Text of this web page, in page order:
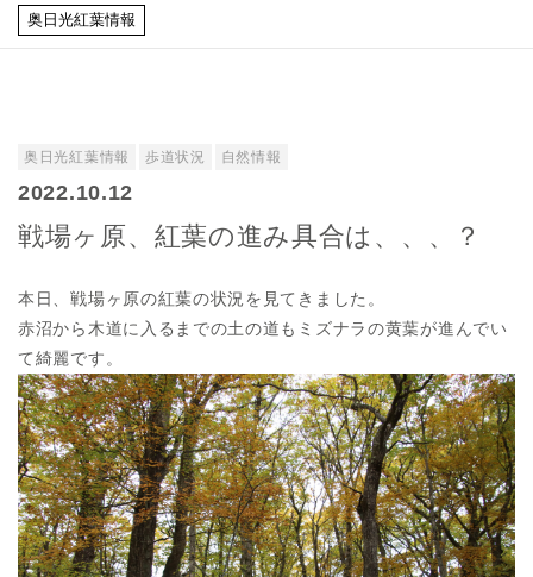
奥日光紅葉情報
奥日光紅葉情報 歩道状況 自然情報
2022.10.12
戦場ヶ原、紅葉の進み具合は、、、？
本日、戦場ヶ原の紅葉の状況を見てきました。
赤沼から木道に入るまでの土の道もミズナラの黄葉が進んでい
て綺麗です。